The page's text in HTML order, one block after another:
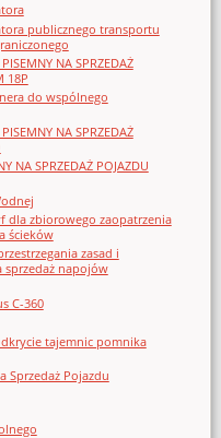
publicznego transportu
NA SPRZEDAŻ
18P
do wspólnego
NA SPRZEDAŻ
NA SPRZEDAŻ POJAZDU
dla zbiorowego zaopatrzenia
ścieków
zasad i
sprzedaż napojów
C-360
tajemnic pomnika
Sprzedaż Pojazdu